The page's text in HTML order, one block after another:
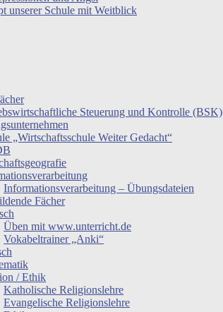
unserer Schule mit Weitblick
Steuerung und Kontrolle (BSK)
„Wirtschaftsschule Weiter Gedacht“
Informationsverarbeitung – Übungsdateien
Fächer
Üben mit www.unterricht.de
Vokabeltrainer „Anki“
/ Ethik
Katholische Religionslehre
Evangelische Religionslehre